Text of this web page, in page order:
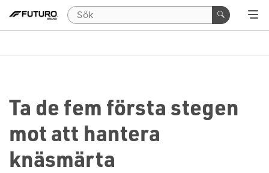
Ta de fem första stegen
mot att hantera
knäsmärta